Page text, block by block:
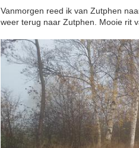
Vanmorgen reed ik van Zutphen
weer terug naar Zutphen. Mooie rit